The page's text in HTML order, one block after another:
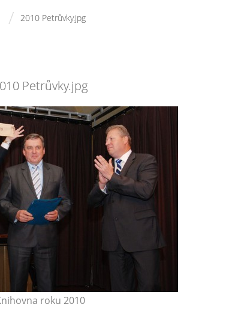
/ 2010 Petrůvky.jpg
Petrůvky.jpg
roku 2010